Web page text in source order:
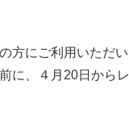
方にご利用いただい
に、４月20日からレ